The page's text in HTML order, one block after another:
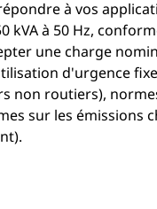
à vos
kVA à 50 Hz,
une charge
d'urgence
non routiers),
sur les émissions